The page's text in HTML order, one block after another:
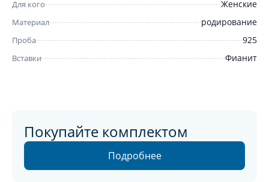
Для кого Женские
Материал родирование
Проба 925
Вставки Фианит
Покупайте комплектом
Подробнее